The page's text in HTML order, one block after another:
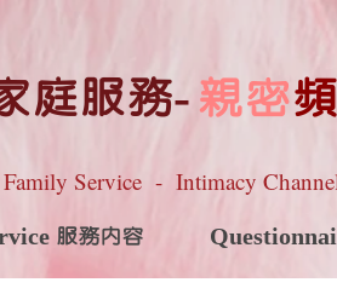
庭服務- 親密
Family Service - Intimacy
服務內容